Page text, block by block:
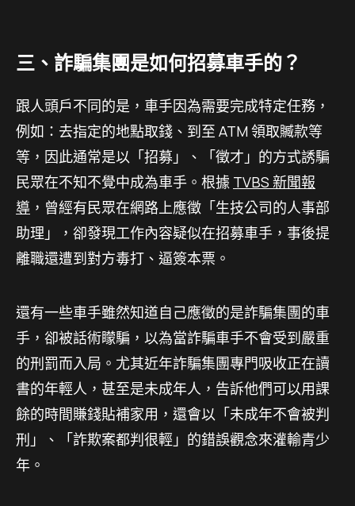
三、詐騙集團是如何招募車手的？
跟人頭戶不同的是，車手因為需要完成特定任務，
例如：去指定的地點取錢、到至 ATM 領取贓款等
等，因此通常是以「招募」、「徵才」的方式誘騙
民眾在不知不覺中成為車手。根據 TVBS 新聞報
導 ，曾經有民眾在網路上應徵「生技公司的人事部
助理」，卻發現工作內容疑似在招募車手，事後提
離職還遭到對方毒打、逼簽本票。
還有一些車手雖然知道自己應徵的是詐騙集團的車
手，卻被話術矇騙，以為當詐騙車手不會受到嚴重
的刑罰而入局。尤其近年詐騙集團專門吸收正在讀
書的年輕人，甚至是未成年人，告訴他們可以用課
餘的時間賺錢貼補家用，還會以「未成年不會被判
刑」、「詐欺案都判很輕」的錯誤觀念來灌輸青少
年。